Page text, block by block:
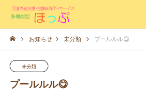
お知らせ 未分類 プールルル😋
未分類
プールルル😋